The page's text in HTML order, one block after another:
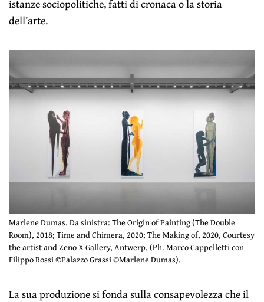
istanze sociopolitiche, fatti di cronaca o la storia
dell’arte.
Marlene Dumas. Da sinistra: The Origin of Painting (The Double
Room), 2018; Time and Chimera, 2020; The Making of, 2020, Courtesy
the artist and Zeno X Gallery, Antwerp. (Ph. Marco Cappelletti con
Filippo Rossi ©Palazzo Grassi ©Marlene Dumas).
La sua produzione si fonda sulla consapevolezza che il